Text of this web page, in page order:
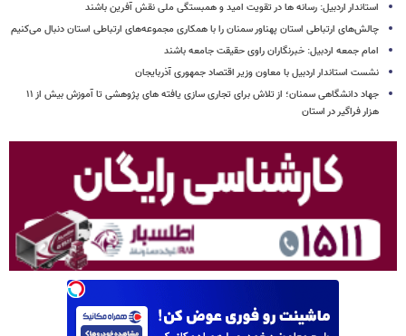
استاندار اردبیل: رسانه ها در تقویت امید و همبستگی ملی نقش‌ آفرین باشند
چالش‌های ارتباطی استان پهناور سمنان را با همکاری مجموعه‌های ارتباطی استان دنبال می‌کنیم
امام جمعه اردبیل: خبرنگاران راوی حقیقت جامعه باشند
نشست استاندار اردبیل با معاون وزیر اقتصاد جمهوری آذربایجان
جهاد دانشگاهی سمنان؛ از تلاش برای تجاری سازی یافته های پژوهشی تا آموزش بیش از ۱۱
هزار فراگیر در استان